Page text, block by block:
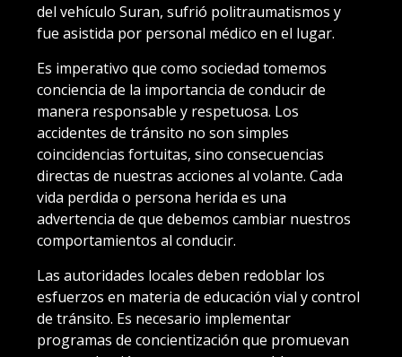
del vehículo Suran, sufrió politraumatismos y
fue asistida por personal médico en el lugar.
Es imperativo que como sociedad tomemos
conciencia de la importancia de conducir de
manera responsable y respetuosa. Los
accidentes de tránsito no son simples
coincidencias fortuitas, sino consecuencias
directas de nuestras acciones al volante. Cada
vida perdida o persona herida es una
advertencia de que debemos cambiar nuestros
comportamientos al conducir.
Las autoridades locales deben redoblar los
esfuerzos en materia de educación vial y control
de tránsito. Es necesario implementar
programas de concientización que promuevan